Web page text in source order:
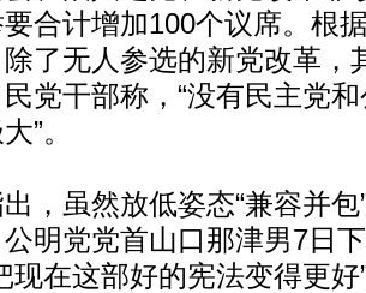
合计增加100个议席。根
了无人参选的新党改革，
党干部称，“没有民主党
”。
虽然放低姿态“兼容并包
明党党首山口那津男7日
现在这部好的宪法变得更